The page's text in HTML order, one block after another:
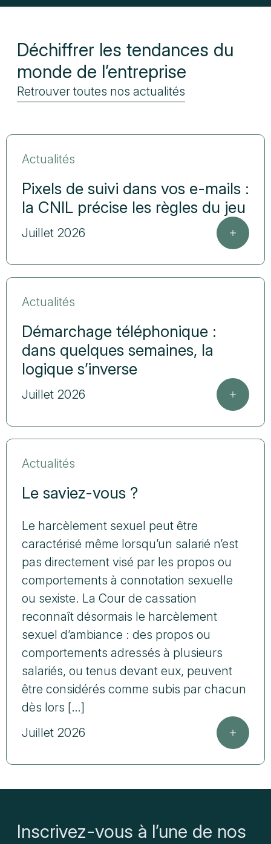
Déchiffrer les tendances du
monde de l’entreprise
Retrouver toutes nos actualités
Actualités
Pixels de suivi dans vos e-mails :
la CNIL précise les règles du jeu
Juillet 2026
Actualités
Démarchage téléphonique :
dans quelques semaines, la
logique s’inverse
Juillet 2026
Actualités
Le saviez-vous ?
Le harcèlement sexuel peut être
caractérisé même lorsqu’un salarié n’est
pas directement visé par les propos ou
comportements à connotation sexuelle
ou sexiste. La Cour de cassation
reconnaît désormais le harcèlement
sexuel d’ambiance : des propos ou
comportements adressés à plusieurs
salariés, ou tenus devant eux, peuvent
être considérés comme subis par chacun
dès lors […]
Juillet 2026
Inscrivez-vous à l’une de nos